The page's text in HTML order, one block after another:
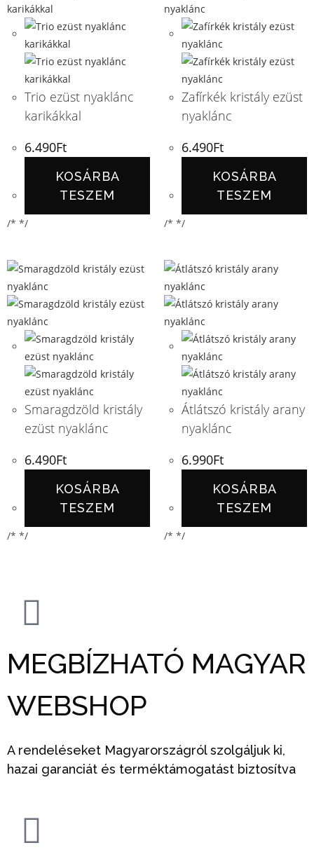
Trio ezüst nyaklánc
karikákkal
6.490Ft
KOSÁRBA
TESZEM
/* */
Zafírkék kristály ezüst
nyaklánc
6.490Ft
KOSÁRBA
TESZEM
/* */
Smaragdzöld kristály
ezüst nyaklánc
6.490Ft
KOSÁRBA
TESZEM
/* */
Átlátszó kristály arany
nyaklánc
6.990Ft
KOSÁRBA
TESZEM
/* */
MEGBÍZHATÓ MAGYAR
WEBSHOP
A rendeléseket Magyarországról szolgáljuk ki,
hazai garanciát és terméktámogatást biztosítva